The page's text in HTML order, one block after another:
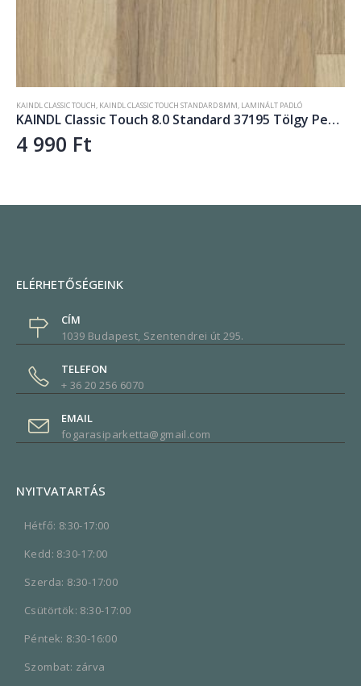
KRONOTEX EXQUISIT PLUS,KRONOTEX LAMINÁLT PARKETTA,LAMINÁLT PADLÓ
KRONOTEX Exquisit Plus Gala Oak Brown D4784
7 890 Ft
ELÉRHETŐSÉGEINK
CÍM
1039 Budapest, Szentendrei út 295.
TELEFON
+ 36 20 256 6070
EMAIL
fogarasiparketta@gmail.com
NYITVATARTÁS
Hétfő: 8:30-17:00
Kedd: 8:30-17:00
Szerda: 8:30-17:00
Csütörtök: 8:30-17:00
Péntek: 8:30-16:00
Szombat: zárva